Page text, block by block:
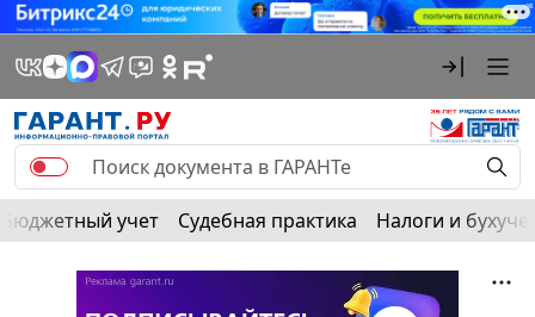
Бюджетный учет Судебная практика Налоги и